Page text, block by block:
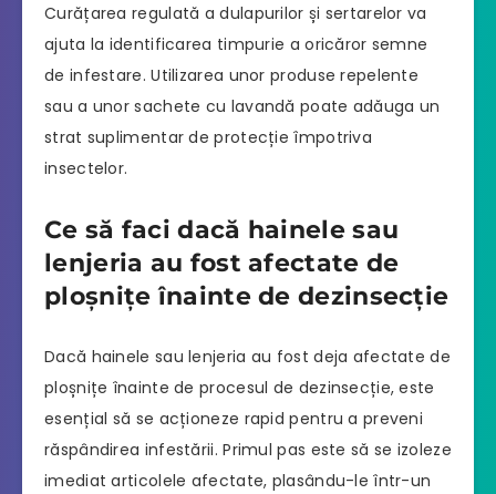
Curățarea regulată a dulapurilor și sertarelor va
ajuta la identificarea timpurie a oricăror semne
de infestare. Utilizarea unor produse repelente
sau a unor sachete cu lavandă poate adăuga un
strat suplimentar de protecție împotriva
insectelor.
Ce să faci dacă hainele sau
lenjeria au fost afectate de
ploșnițe înainte de dezinsecție
Dacă hainele sau lenjeria au fost deja afectate de
ploșnițe înainte de procesul de dezinsecție, este
esențial să se acționeze rapid pentru a preveni
răspândirea infestării. Primul pas este să se izoleze
imediat articolele afectate, plasându-le într-un